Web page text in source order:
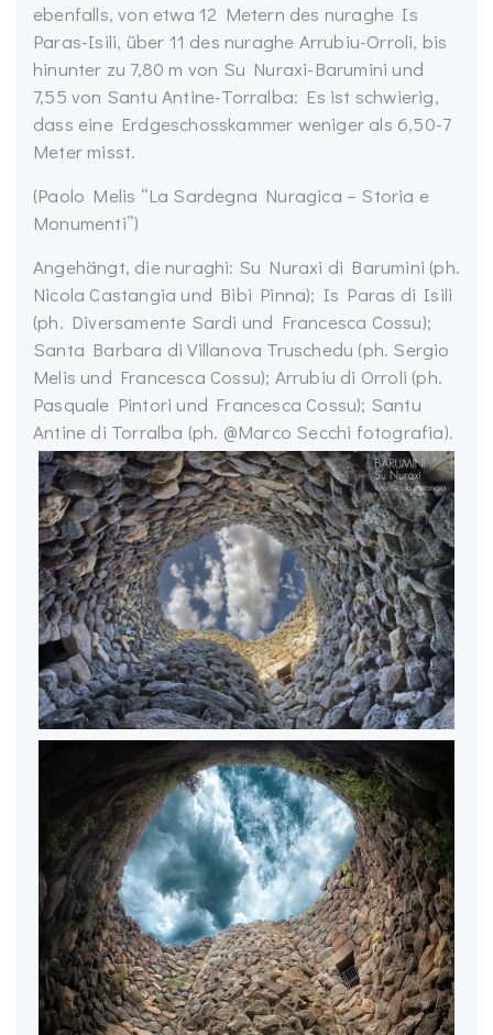
ebenfalls, von etwa 12 Metern des nuraghe Is
Paras-Isili, über 11 des nuraghe Arrubiu-Orroli, bis
hinunter zu 7,80 m von Su Nuraxi-Barumini und
7,55 von Santu Antine-Torralba: Es ist schwierig,
dass eine Erdgeschosskammer weniger als 6,50-7
Meter misst.
(Paolo Melis “La Sardegna Nuragica – Storia e
Monumenti”)
Angehängt, die nuraghi: Su Nuraxi di Barumini (ph.
Nicola Castangia und Bibi Pinna); Is Paras di Isili
(ph. Diversamente Sardi und Francesca Cossu);
Santa Barbara di Villanova Truschedu (ph. Sergio
Melis und Francesca Cossu); Arrubiu di Orroli (ph.
Pasquale Pintori und Francesca Cossu); Santu
Antine di Torralba (ph. @Marco Secchi fotografia).